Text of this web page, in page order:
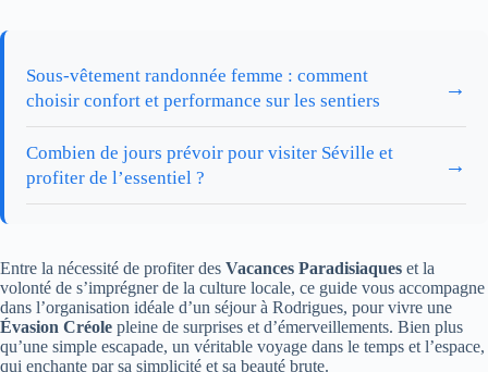
Sous-vêtement randonnée femme : comment
choisir confort et performance sur les sentiers
→
Combien de jours prévoir pour visiter Séville et
profiter de l’essentiel ?
→
Entre la nécessité de profiter des Vacances Paradisiaques et la
volonté de s’imprégner de la culture locale, ce guide vous accompagne
dans l’organisation idéale d’un séjour à Rodrigues, pour vivre une
Évasion Créole pleine de surprises et d’émerveillements. Bien plus
qu’une simple escapade, un véritable voyage dans le temps et l’espace,
qui enchante par sa simplicité et sa beauté brute.